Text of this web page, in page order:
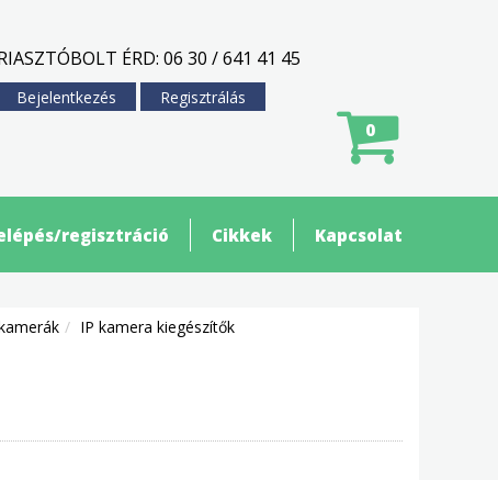
ÉRD: 06 30 / 641 41 45
Bejelentkezés Regisztrálás
0
regisztráció Cikkek Kapcsolat
IP kamera kiegészítők